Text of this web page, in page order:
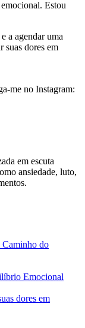
Estou
a agendar uma
suas dores em
me no Instagram:
em escuta
ansiedade, luto,
Caminho do
Emocional
dores em